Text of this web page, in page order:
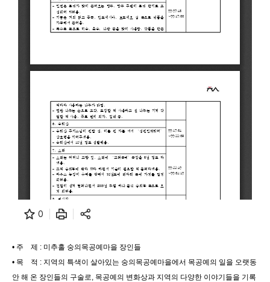
0
• 주 제 : 미추홀 숭의목공예마을 장인들
• 목 적 : 지역의 특색이 살아있는 숭의목공예마을에서 목공예의 일을 오랫동
안 해 온 장인들의 구술로, 목공예의 변화상과 지역의 다양한 이야기들을 기록